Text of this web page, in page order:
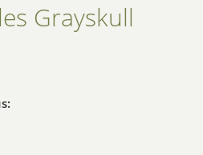
Grayskull